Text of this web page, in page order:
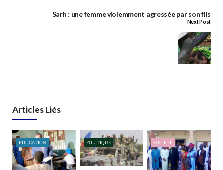
Sarh : une femme violemment agressée par son fils
Next Post
Articles Liés
EDUCATION POLITIQUE SOCIETÉ